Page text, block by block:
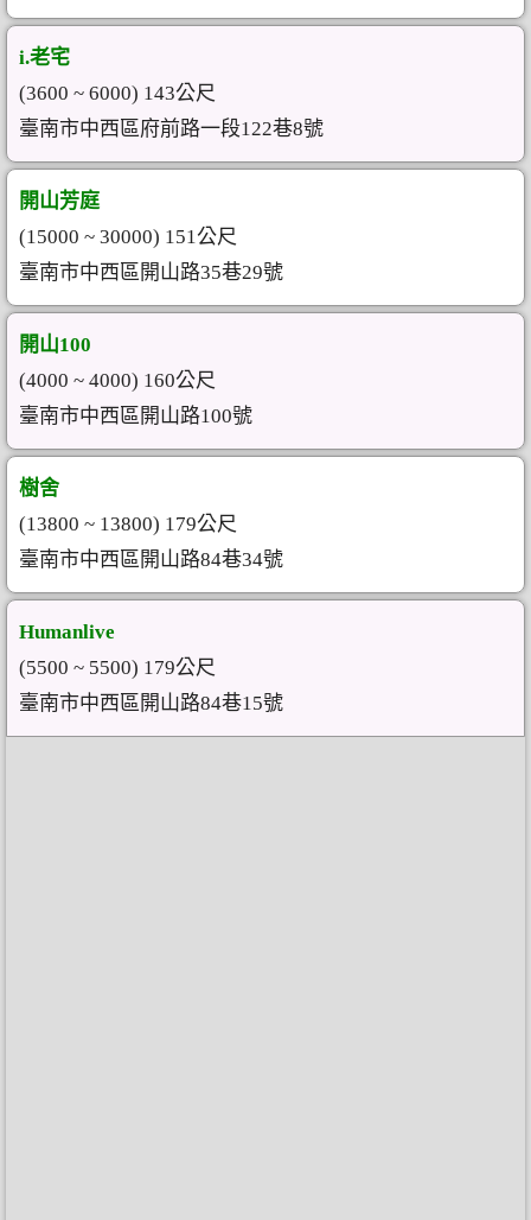
i.老宅
(3600 ~ 6000) 143公尺
臺南市中西區府前路一段122巷8號
開山芳庭
(15000 ~ 30000) 151公尺
臺南市中西區開山路35巷29號
開山100
(4000 ~ 4000) 160公尺
臺南市中西區開山路100號
樹舍
(13800 ~ 13800) 179公尺
臺南市中西區開山路84巷34號
Humanlive
(5500 ~ 5500) 179公尺
臺南市中西區開山路84巷15號